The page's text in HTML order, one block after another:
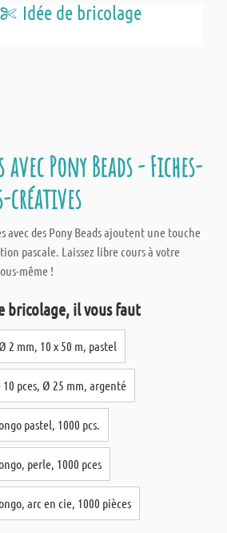
Idée de bricolage
Pony Beads - Fiches-
créatives
avec des Pony Beads ajoutent une touche
pascale. Laissez libre cours à votre
même !
bricolage, il vous faut
2 mm, 10 x 50 m, pastel
pces, Ø 25 mm, argenté
pastel, 1000 pcs.
perle, 1000 pces
arc en cie, 1000 pièces